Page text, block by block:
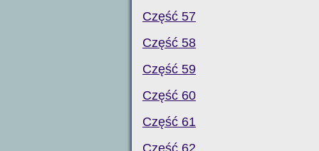
Część 57
Część 58
Część 59
Część 60
Część 61
Część 62